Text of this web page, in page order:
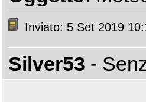
Inviato: 5 Set 2019
Silver53 -